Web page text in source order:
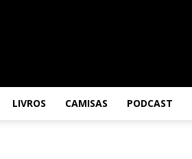
LIVROS CAMISAS PODCAST